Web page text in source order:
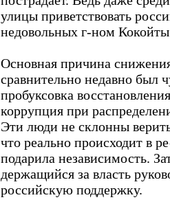
улицы приветствовать
недовольных г-ном
Основная причина
сравнительно недавно был
пробуксовка
коррупция при
Эти люди не склонны
что реально происходит в
подарила независимость.
держащийся за власть
российскую поддержку.